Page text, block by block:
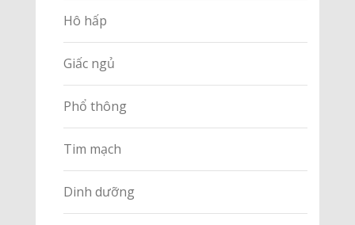
Hô hấp
Giấc ngủ
Phổ thông
Tim mạch
Dinh dưỡng